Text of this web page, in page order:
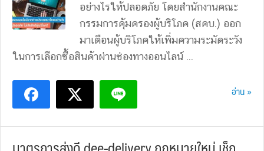
อย่างไรให้ปลอดภัย โดยสำนักงานคณะ
กรรมการคุ้มครองผู้บริโภค (สคบ.) ออก
มาเตือนผู้บริโภคให้เพิ่มความระมัดระวัง
ในการเลือกซื้อสินค้าผ่านช่องทางออนไลน์ ...
อ่าน »